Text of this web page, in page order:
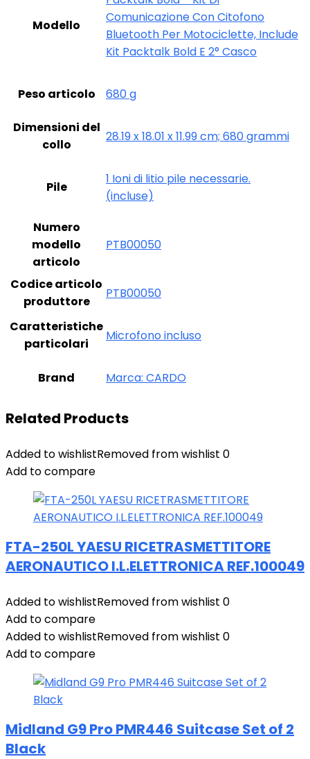
Modello
Comunicazione Con Citofono
Bluetooth Per Motociclette, Include
Kit Packtalk Bold E 2° Casco
Peso articolo ‎680 g
Dimensioni del
collo
‎28.19 x 18.01 x 11.99 cm; 680 grammi
Pile
‎1 Ioni di litio pile necessarie.
(incluse)
Numero
modello
articolo
‎PTB00050
Codice articolo
produttore
‎PTB00050
Caratteristiche
particolari
‎Microfono incluso
Brand Marca: CARDO
Related Products
Added to wishlistRemoved from wishlist 0
Add to compare
FTA-250L YAESU RICETRASMETTITORE
AERONAUTICO I.L.ELETTRONICA REF.100049
Added to wishlistRemoved from wishlist 0
Add to compare
Added to wishlistRemoved from wishlist 0
Add to compare
Midland G9 Pro PMR446 Suitcase Set of 2
Black